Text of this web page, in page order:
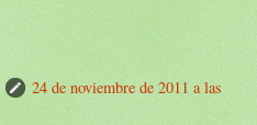
24 de noviembre de 2011 a las